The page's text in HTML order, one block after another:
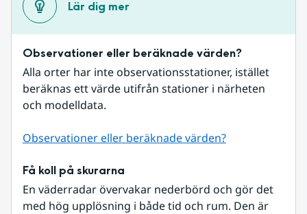
Lär dig mer
Observationer eller beräknade värden?
Alla orter har inte observationsstationer, istället
beräknas ett värde utifrån stationer i närheten
och modelldata.
Observationer eller beräknade värden?
Få koll på skurarna
En väderradar övervakar nederbörd och gör det
med hög upplösning i både tid och rum. Den är